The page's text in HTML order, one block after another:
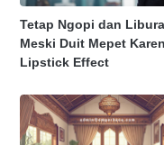
Tetap Ngopi dan
Meski Duit Mepet
Lipstick Effect